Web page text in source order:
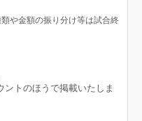
や金額の振り分け等は試合終
トのほうで掲載いたしま